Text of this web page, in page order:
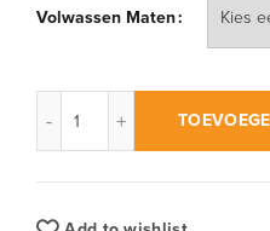
Volwassen Maten